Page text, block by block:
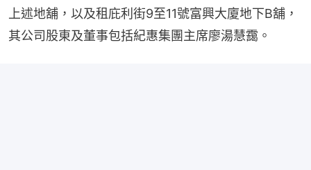
上述地舖，以及租庇利街9至11號富興大廈地下B舖，
其公司股東及董事包括紀惠集團主席廖湯慧靄。